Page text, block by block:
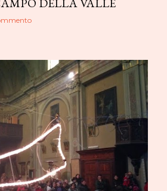
DELLA VALLE